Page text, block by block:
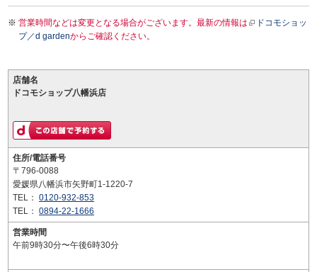
営業時間などは変更となる場合がございます。最新の情報は
ドコモショッ
プ／d gardenからご確認ください。
店舗名
ドコモショップ八幡浜店
住所/電話番号
〒796-0088
愛媛県八幡浜市矢野町1-1220-7
TEL： 0120-932-853
TEL： 0894-22-1666
営業時間
午前9時30分〜午後6時30分